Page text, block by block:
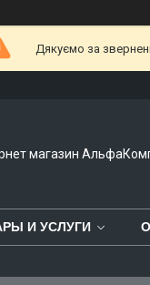
Дякуємо за
магазин
И УСЛУГИ